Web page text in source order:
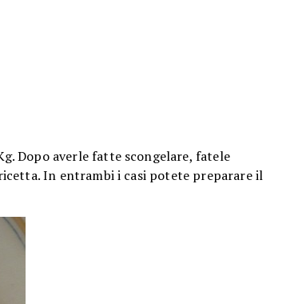
Dopo averle fatte scongelare, fatele
In entrambi i casi potete preparare il